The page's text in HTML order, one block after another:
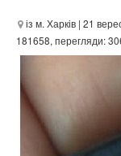
із м. Харків | 21
181658, перегляди: